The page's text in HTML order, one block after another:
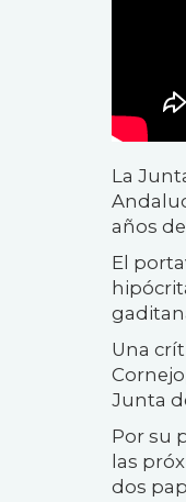
La
años
El
Una
Junta
Por su
las
dos